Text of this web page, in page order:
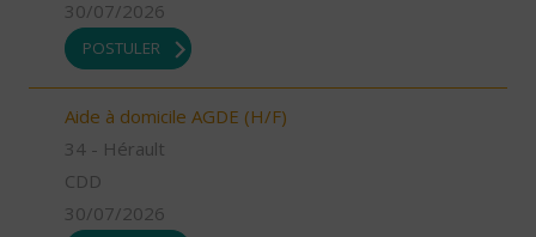
30/07/2026
POSTULER
Aide à domicile AGDE (H/F)
34 - Hérault
CDD
30/07/2026